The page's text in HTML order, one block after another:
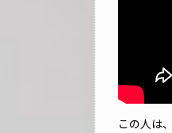
この人は